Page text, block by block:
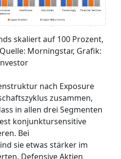
skaliert auf 100 Prozent,
Morningstar, Grafik:
nach Exposure
zusammen,
in allen drei Segmenten
konjunktursensitive
Bei
sie etwas stärker im
Defensive Aktien